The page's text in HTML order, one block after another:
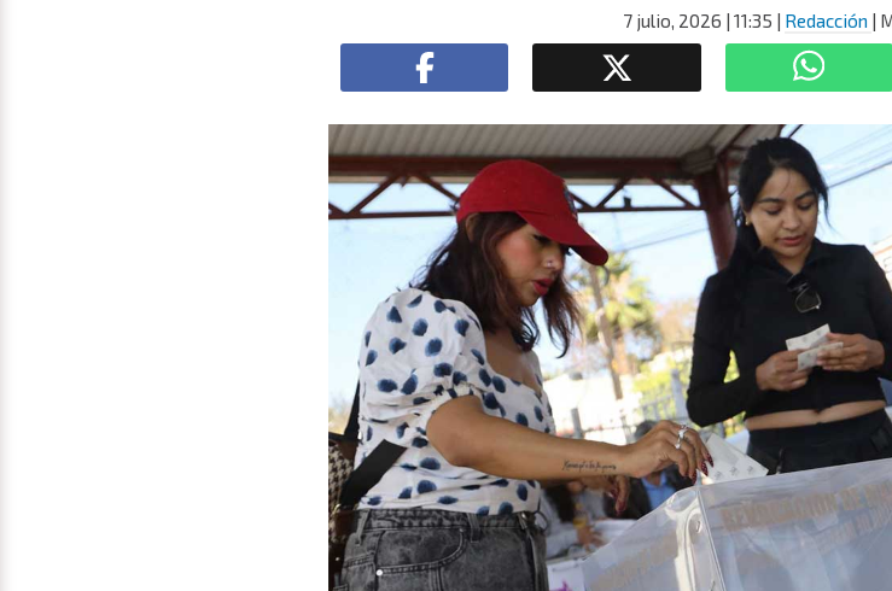
7 julio, 2026 | 11:35 | Redacción |